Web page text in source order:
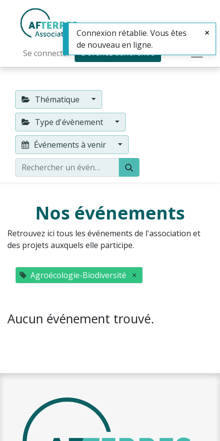
Se connecter Devenez adhérent·e
Thématique
Type d'évènement
Événements à venir
Nos événements
Retrouvez ici tous les événements de l'association et
des projets auxquels elle participe.
Agroécologie-Biodiversité ×
Aucun événement trouvé.
Connexion rétablie. Vous êtes
de nouveau en ligne.